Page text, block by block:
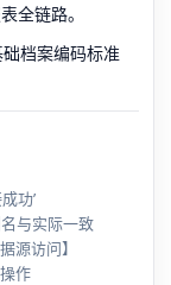
全链路。
档案编码标准
功’
与实际一致
源访问】
作